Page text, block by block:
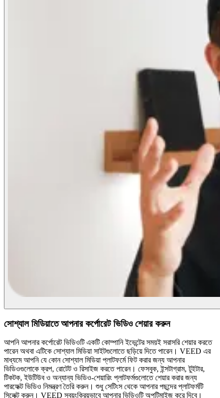
সোশ্যাল মিডিয়াতে আপনার কর্পোরেট ভিডিও শেয়ার করুন
আপনি আপনার কর্পোরেট ভিডিওটি একটি কোম্পানি ইভেন্টের সময়ই সরাসরি শেয়ার করতে
পারেন অথবা এটিকে সোশ্যাল মিডিয়া সাইটগুলোতে ছড়িয়ে দিতে পারেন। VEED এর
মাধ্যমে আপনি যে কোন সোশ্যাল মিডিয়া প্লাটফর্মে ফিট করার জন্য আপনার
ভিডিওগুলোকে ক্রপ, রোটেট ও রিসাইজ করতে পারেন। ফেসবুক, ইন্সটাগ্রাম, টুইটার,
টিকটক, ইউটিউব ও অন্যান্য ভিডিও-শেয়ারিং প্লাটফর্মগুলোতে শেয়ার করার জন্য
পারফেক্ট ভিডিও নিমন্ত্রণ তৈরি করুন। শুধু সেটিংস থেকে আপনার পছন্দের প্লাটফর্মটি
সিলেক্ট করুন। VEED স্বয়ংক্রিয়ভাবে আপনার ভিডিওটি অপটিমাইজ করে দিবে।